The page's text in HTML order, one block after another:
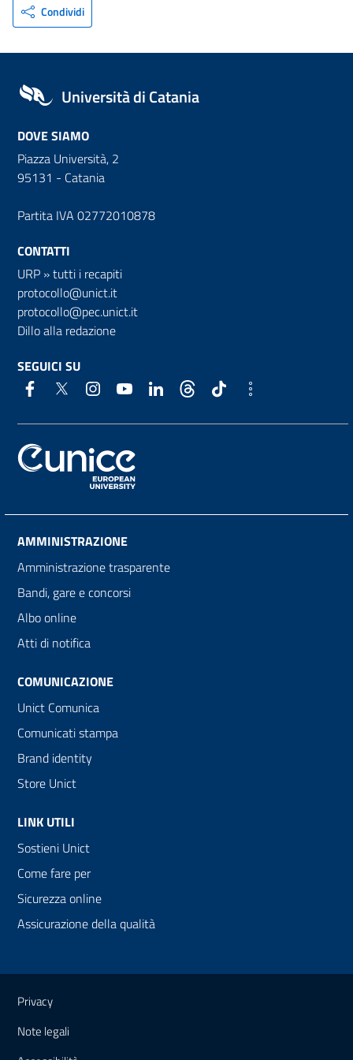
Condividi
Università di Catania
DOVE SIAMO
Piazza Università, 2
95131 - Catania
Partita IVA 02772010878
CONTATTI
URP »tutti i recapiti
protocollo@unict.it
protocollo@pec.unict.it
Dillo alla redazione
SEGUICI SU
AMMINISTRAZIONE
Amministrazione trasparente
Bandi, gare e concorsi
Albo online
Atti di notifica
COMUNICAZIONE
Unict Comunica
Comunicati stampa
Brand identity
Store Unict
LINK UTILI
Sostieni Unict
Come fare per
Sicurezza online
Assicurazione della qualità
Link e informazioni utili
Privacy
Note legali